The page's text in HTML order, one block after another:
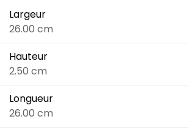
Largeur
26.00 cm
Hauteur
2.50 cm
Longueur
26.00 cm